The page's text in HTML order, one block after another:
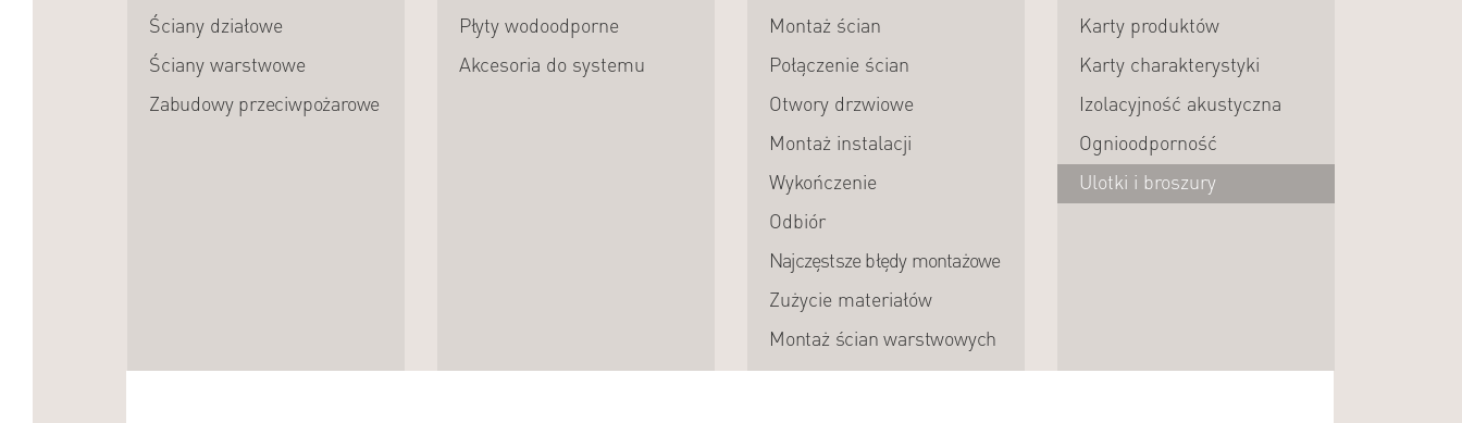
Ściany działowe
Ściany warstwowe
Zabudowy przeciwpożarowe
Płyty wodoodporne
Akcesoria do systemu
Montaż ścian
Połączenie ścian
Otwory drzwiowe
Montaż instalacji
Wykończenie
Odbiór
Najczęstsze błędy montażowe
Zużycie materiałów
Montaż ścian warstwowych
Karty produktów
Karty charakterystyki
Izolacyjność akustyczna
Ognioodporność
Ulotki i broszury